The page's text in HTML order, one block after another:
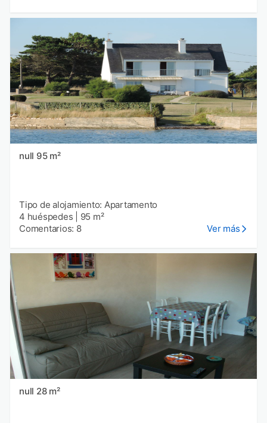
null 95 m²
Tipo de alojamiento: Apartamento
4 huéspedes
95 m²
Comentarios: 8
Ver más
null 28 m²